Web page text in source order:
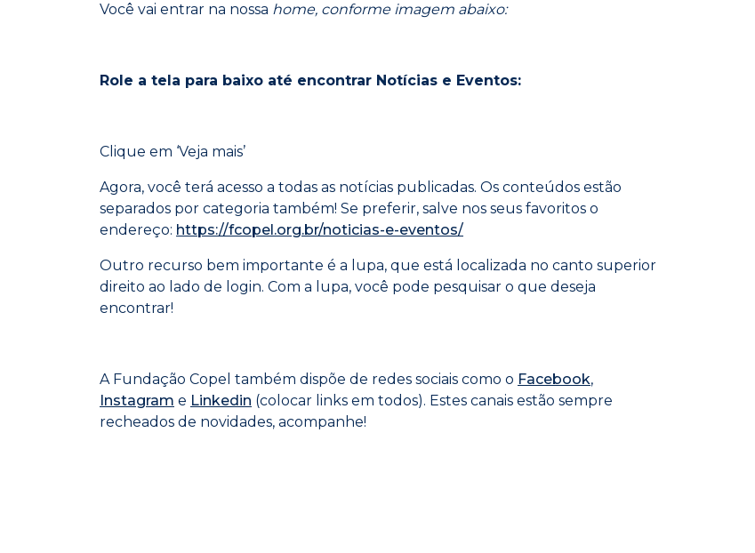
Você vai entrar na nossa home, conforme imagem abaixo:
Role a tela para baixo até encontrar Notícias e Eventos:
Clique em ‘Veja mais’
Agora, você terá acesso a todas as notícias publicadas. Os conteúdos estão
separados por categoria também! Se preferir, salve nos seus favoritos o
endereço: https://fcopel.org.br/noticias-e-eventos/
Outro recurso bem importante é a lupa, que está localizada no canto superior
direito ao lado de login. Com a lupa, você pode pesquisar o que deseja
encontrar!
A Fundação Copel também dispõe de redes sociais como o Facebook,
Instagram e Linkedin (colocar links em todos). Estes canais estão sempre
recheados de novidades, acompanhe!